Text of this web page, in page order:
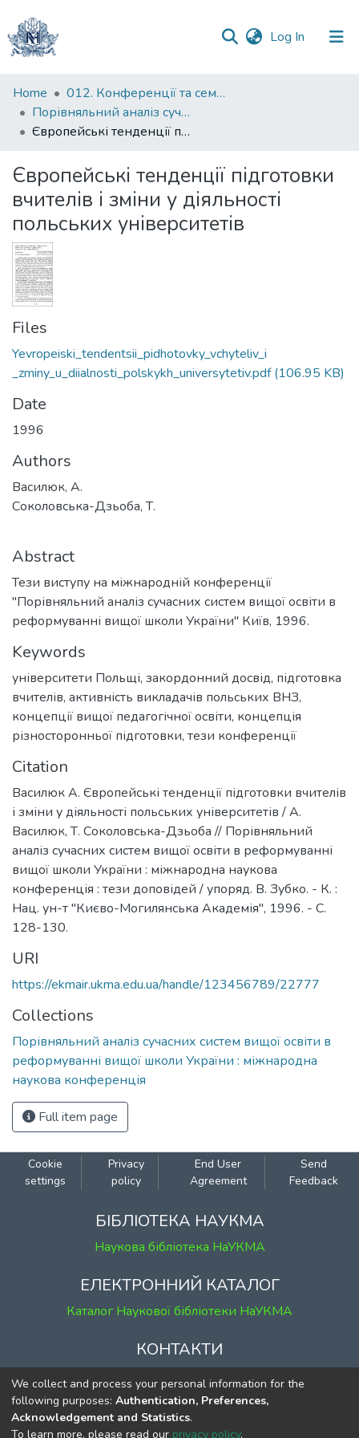
Log In (current)
Communities
&
Collections
Statistics
Home
012. Конференції та семінари НаУКМА
Порівняльний аналіз сучасних систем вищої освіти в реформуванні вищої школи України : міжнародна наукова конференція
Європейські тенденції підготовки вчителів і зміни у діяльності польських університетів
Європейські тенденції підготовки
вчителів і зміни у діяльності
польських університетів
Files
Yevropeiski_tendentsii_pidhotovky_vchyteliv_i
_zminy_u_diialnosti_polskykh_universytetiv.pdf(106.95 KB)
Date
1996
Authors
Василюк, А.
Соколовська-Дзьоба, Т.
Abstract
Тези виступу на міжнародній конференції
"Порівняльний аналіз сучасних систем вищої освіти в
реформуванні вищої школи України" Київ, 1996.
Keywords
університети Польщі, закордонний досвід, підготовка
вчителів, активність викладачів польських ВНЗ,
концепції вищої педагогічної освіти, концепція
різносторонньої підготовки, тези конференції
Citation
Василюк А. Європейські тенденції підготовки вчителів
і зміни у діяльності польських університетів / А.
Василюк, Т. Соколовська-Дзьоба // Порівняльний
аналіз сучасних систем вищої освіти в реформуванні
вищої школи України : міжнародна наукова
конференція : тези доповідей / упоряд. В. Зубко. - К. :
Нац. ун-т "Києво-Могилянська Академія", 1996. - С.
128-130.
URI
https://ekmair.ukma.edu.ua/handle/123456789/22777
Collections
Порівняльний аналіз сучасних систем вищої освіти в
реформуванні вищої школи України : міжнародна
наукова конференція
Full item page
Cookie
settings
Privacy
policy
End User
Agreement
Send
Feedback
БІБЛІОТЕКА НАУКМА
Наукова бібліотека НаУКМА
ЕЛЕКТРОННИЙ КАТАЛОГ
Каталог Наукової бібліотеки НаУКМА
КОНТАКТИ
м. Київ, вул. Григорія Сковороди, 2
к. 1, к. 120
тел. (044) 463-69-31
We collect and process your personal information for the
following purposes: Authentication, Preferences,
Acknowledgement and Statistics.
To learn more, please read our privacy policy.